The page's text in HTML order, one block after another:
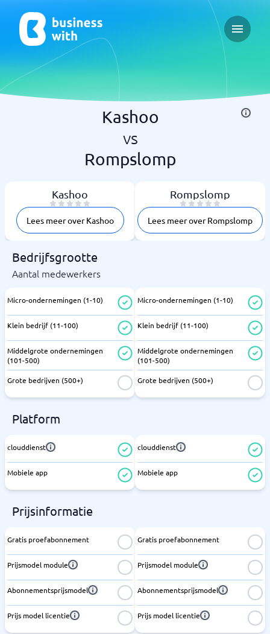
Open
Kashoo
vs
Rompslomp
Kashoo
Lees meer over Kashoo
Rompslomp
Lees meer over Rompslomp
Bedrijfsgrootte
Aantal medewerkers
Micro-ondernemingen (1-10)
Klein bedrijf (11-100)
Middelgrote ondernemingen
(101-500)
Grote bedrijven (500+)
Micro-ondernemingen (1-10)
Klein bedrijf (11-100)
Middelgrote ondernemingen
(101-500)
Grote bedrijven (500+)
Platform
clouddienst
Mobiele app
clouddienst
Mobiele app
Prijsinformatie
Gratis proefabonnement
Prijsmodel module
Abonnementsprijsmodel
Prijs model licentie
Gratis proefabonnement
Prijsmodel module
Abonnementsprijsmodel
Prijs model licentie